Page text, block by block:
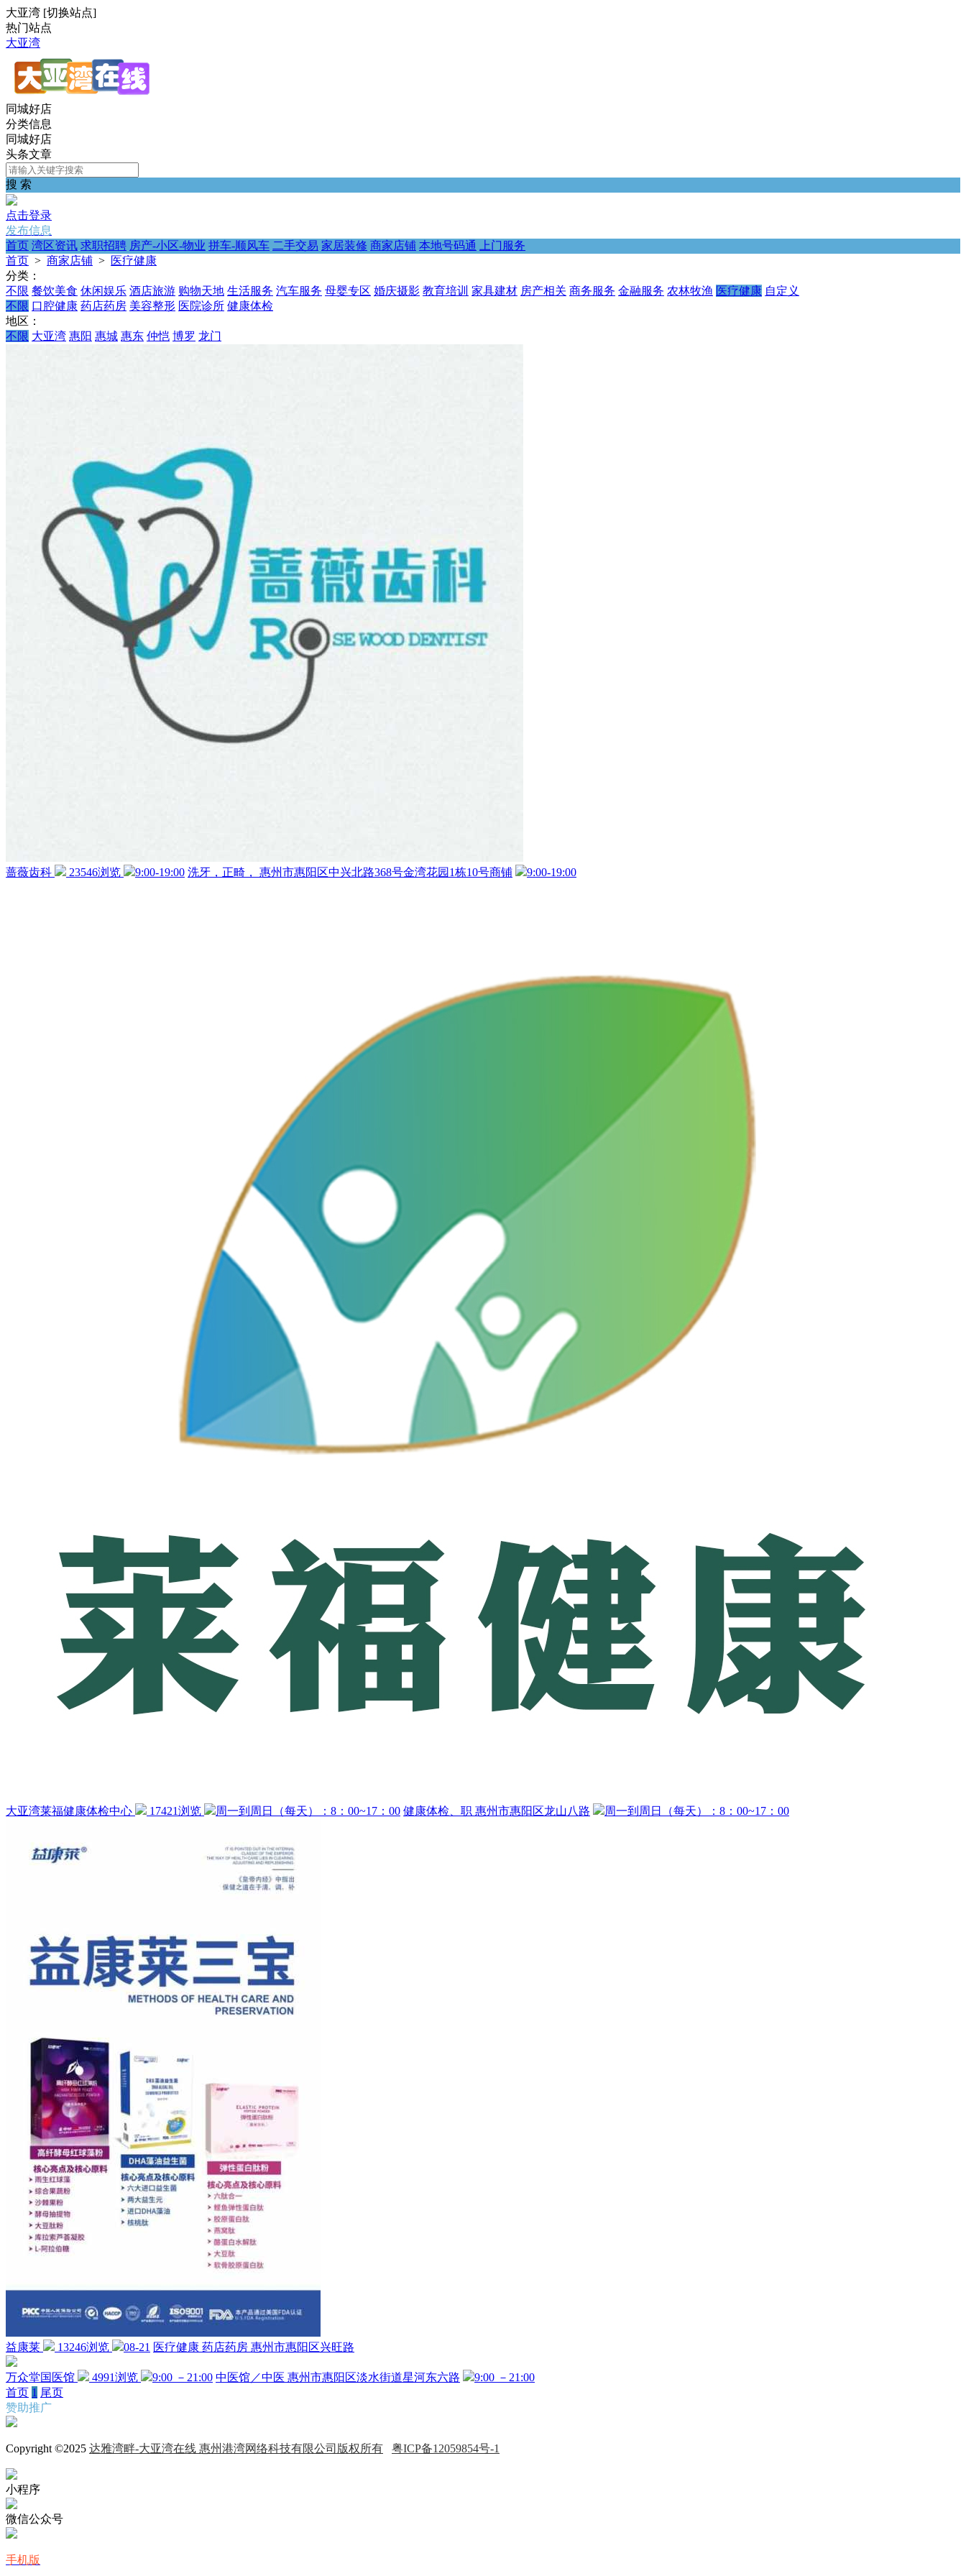
大亚湾 [切换站点]
热门站点
大亚湾
同城好店
分类信息
同城好店
头条文章
搜 索
点击登录
发布信息
首页 湾区资讯 求职招聘 房产-小区-物业 拼车-顺风车 二手交易 家居装修 商家店铺 本地号码通
上门服务
首页 > 商家店铺 > 医疗健康
分类：
不限 餐饮美食 休闲娱乐 酒店旅游 购物天地 生活服务 汽车服务 母婴专区 婚庆摄影 教育培训 家具建材 房产相关 商务服务 金融服务 农林牧渔 医疗健康 自定义
不限 口腔健康 药店药房 美容整形 医院诊所 健康体检
地区：
不限 大亚湾 惠阳 惠城 惠东 仲恺 博罗 龙门
蔷薇齿科 23546浏览 9:00-19:00 洗牙，正畸， 惠州市惠阳区中兴北路368号金湾花园1栋10号商铺 9:00-19:00
大亚湾莱福健康体检中心 17421浏览 周一到周日（每天）：8：00~17：00 健康体检、职 惠州市惠阳区龙山八路 周一到周日（每天）：8：00~17：00
益康莱 13246浏览 08-21 医疗健康 药店药房 惠州市惠阳区兴旺路
万众堂国医馆 4991浏览 9:00 －21:00 中医馆／中医 惠州市惠阳区淡水街道星河东六路
9:00 －21:00
首页 1 尾页
赞助推广
Copyright ©2025 达雅湾畔-大亚湾在线 惠州港湾网络科技有限公司版权所有 粤ICP备12059854号-1
小程序
微信公众号
手机版